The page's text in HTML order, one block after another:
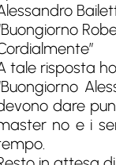
tale risposta
dare
no e i